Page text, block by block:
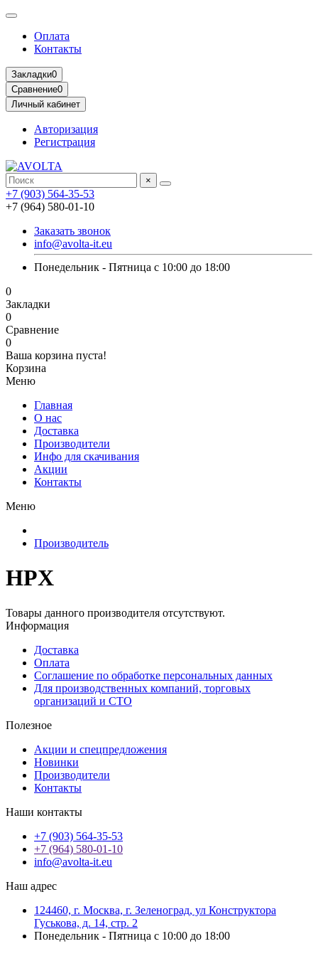
Оплата
Контакты
Закладки0
Сравнение0
Личный кабинет
Авторизация
Регистрация
×
+7 (903) 564-35-53
+7 (964) 580-01-10
Заказать звонок
info@avolta-it.eu
Понедельник - Пятница с 10:00 до 18:00
0
Закладки
0
Сравнение
0
Ваша корзина пуста!
Корзина
Меню
Главная
О нас
Доставка
Производители
Инфо для скачивания
Акции
Контакты
Меню
Производитель
HPX
Товары данного производителя отсутствуют.
Информация
Доставка
Оплата
Соглашение по обработке персональных данных
Для производственных компаний, торговых
организаций и СТО
Полезное
Акции и спецпредложения
Новинки
Производители
Контакты
Наши контакты
+7 (903) 564-35-53
+7 (964) 580-01-10
info@avolta-it.eu
Наш адрес
124460, г. Москва, г. Зеленоград, ул Конструктора
Гуськова, д. 14, стр. 2
Понедельник - Пятница с 10:00 до 18:00